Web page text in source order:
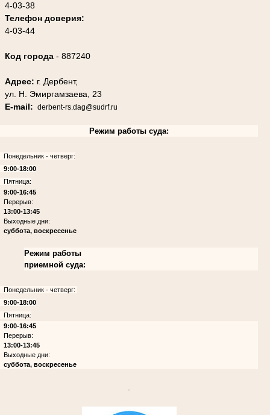
4-03-38
Телефон доверия:
4-03-44
Код города - 887240
Адрес: г. Дербент,
ул. Н. Эмиргамзаева, 23
E-mail: derbent-rs.dag@sudrf.ru
Режим работы суда:
Понедельник - четверг:
9:00-18:00
Пятница:
9:00-16:45
Перерыв:
13:00-13:45
Выходные дни:
суббота, воскресенье
Режим работы
приемной суда:
Понедельник - четверг:
9:00-18:00
Пятница:
9:00-16:45
Перерыв:
13:00-13:45
Выходные дни:
суббота, воскресенье
.